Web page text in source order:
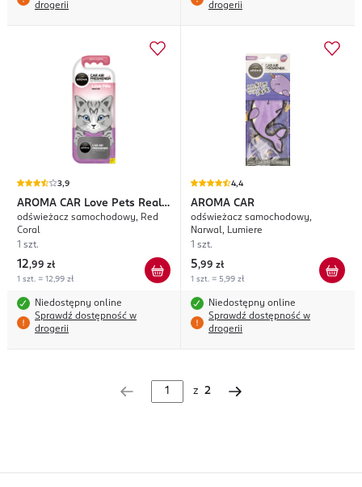
drogerii
drogerii
3,9
AROMA CAR Love Pets Real
Cats
odświeżacz samochodowy, Red
Coral
1 szt.
12,99 zł
1 szt. = 12,99 zł
Niedostępny online
Sprawdź dostępność w
drogerii
4,4
AROMA CAR
odświeżacz samochodowy,
Narwal, Lumiere
1 szt.
5,99 zł
1 szt. = 5,99 zł
Niedostępny online
Sprawdź dostępność w
drogerii
z 2